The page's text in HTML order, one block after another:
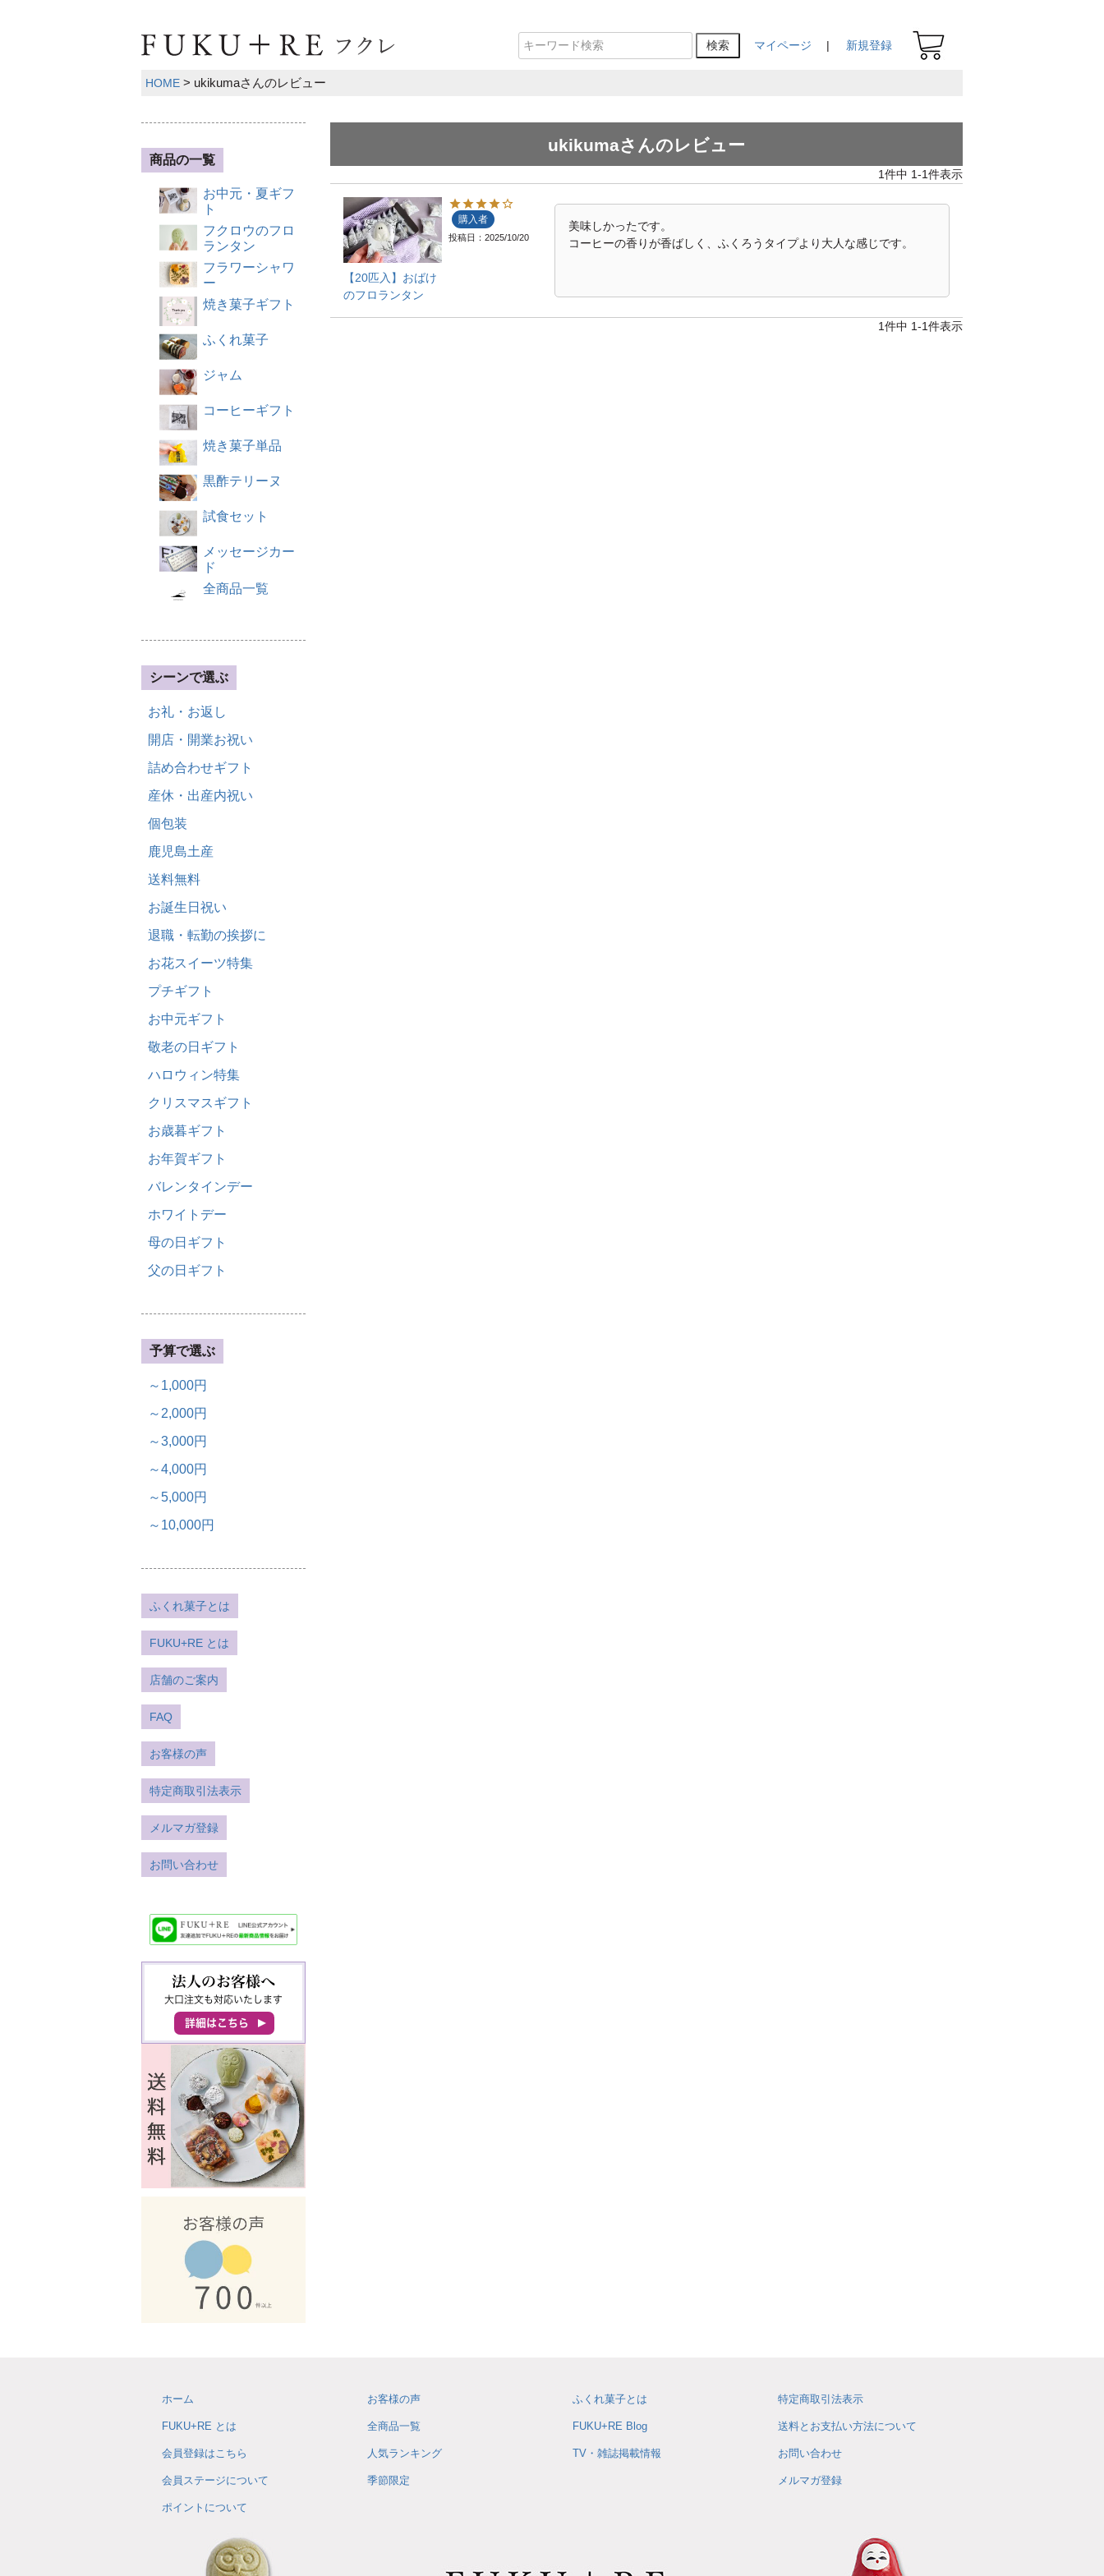
マイページ 新規登録
HOME ukikumaさんのレビュー
商品の一覧
お中元・夏ギフ
ト
フクロウのフロ
ランタン
フラワーシャワ
ー
焼き菓子ギフト
ふくれ菓子
ジャム
コーヒーギフト
焼き菓子単品
黒酢テリーヌ
試食セット
メッセージカー
ド
全商品一覧
シーンで選ぶ
お礼・お返し
開店・開業お祝い
詰め合わせギフト
産休・出産内祝い
個包装
鹿児島土産
送料無料
お誕生日祝い
退職・転勤の挨拶に
お花スイーツ特集
プチギフト
お中元ギフト
敬老の日ギフト
ハロウィン特集
クリスマスギフト
お歳暮ギフト
お年賀ギフト
バレンタインデー
ホワイトデー
母の日ギフト
父の日ギフト
予算で選ぶ
～1,000円
～2,000円
～3,000円
～4,000円
～5,000円
～10,000円
ふくれ菓子とは
FUKU+RE とは
店舗のご案内
FAQ
お客様の声
特定商取引法表示
メルマガ登録
お問い合わせ
ukikumaさんのレビュー
1件中 1-1件表示
【20匹入】おばけ
のフロランタン
購入者
投稿日 2025/10/20
美味しかったです。
1件中 1-1件表示
ホーム
FUKU+RE とは
会員登録はこちら
会員ステージについて
ポイントについて
お客様の声
全商品一覧
人気ランキング
季節限定
ふくれ菓子とは
FUKU+RE Blog
TV・雑誌掲載情報
特定商取引法表示
送料とお支払い方法について
お問い合わせ
メルマガ登録